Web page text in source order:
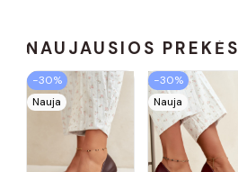
NAUJAUSIOS PREKĖS
−30%
Nauja
−30%
Nauja